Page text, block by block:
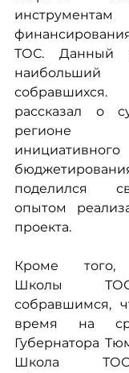
ТОС. Данный
собравшихся.
рассказал о
регионе
инициативного
поделился
опытом
проекта.
Кроме того,
Школы ТОС
собравшимся,
время на
Губернатора
Школа ТОС